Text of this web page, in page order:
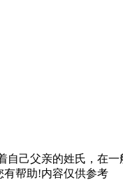
己父亲的姓氏，在
有帮助!内容仅供参考